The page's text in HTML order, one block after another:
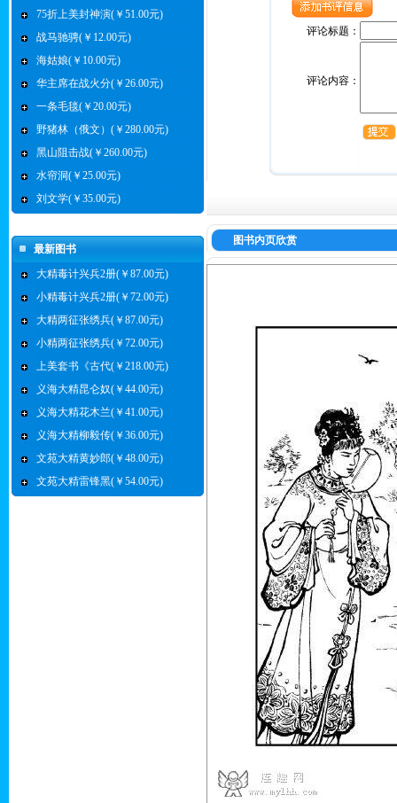
75折上美封神演(￥51.00元)
战马驰骋(￥12.00元)
海姑娘(￥10.00元)
华主席在战火分(￥26.00元)
一条毛毯(￥20.00元)
野猪林（俄文）(￥280.00元)
黑山阻击战(￥260.00元)
水帘洞(￥25.00元)
刘文学(￥35.00元)
最新图书
大精毒计兴兵2册(￥87.00元)
小精毒计兴兵2册(￥72.00元)
大精两征张绣兵(￥87.00元)
小精两征张绣兵(￥72.00元)
上美套书《古代(￥218.00元)
义海大精昆仑奴(￥44.00元)
义海大精花木兰(￥41.00元)
义海大精柳毅传(￥36.00元)
文苑大精黄妙郎(￥48.00元)
文苑大精雷锋黑(￥54.00元)
评论标题：
评论内容：
图书内页欣赏